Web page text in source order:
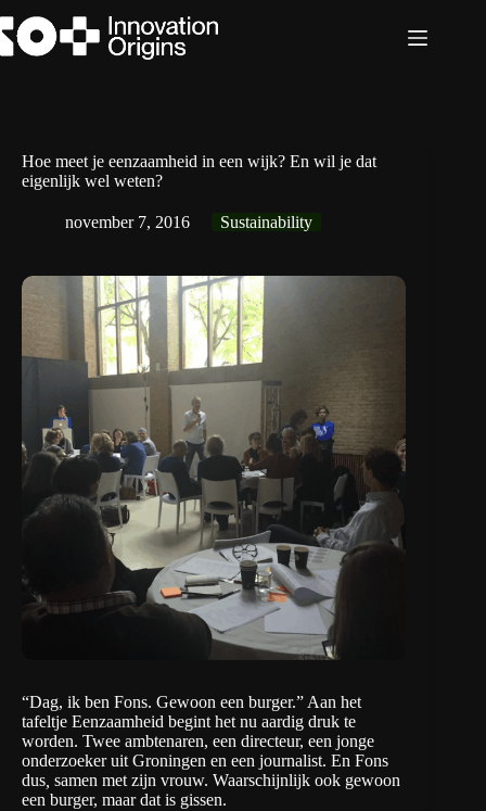
naar
de
Hoe meet je eenzaamheid in een wijk? En wil je dat
eigenlijk wel weten?
november 7, 2016 Sustainability
“Dag, ik ben Fons. Gewoon een burger.” Aan het
tafeltje Eenzaamheid begint het nu aardig druk te
worden. Twee ambtenaren, een directeur, een jonge
onderzoeker uit Groningen en een journalist. En Fons
dus samen met zijn vrouw. Waarschijnlijk ook gewoon
een burger, maar dat is gissen.